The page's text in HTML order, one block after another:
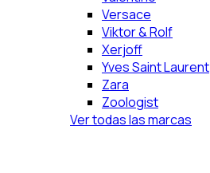
Versace
Viktor & Rolf
Xerjoff
Yves Saint Laurent
Zara
Zoologist
Ver todas las marcas